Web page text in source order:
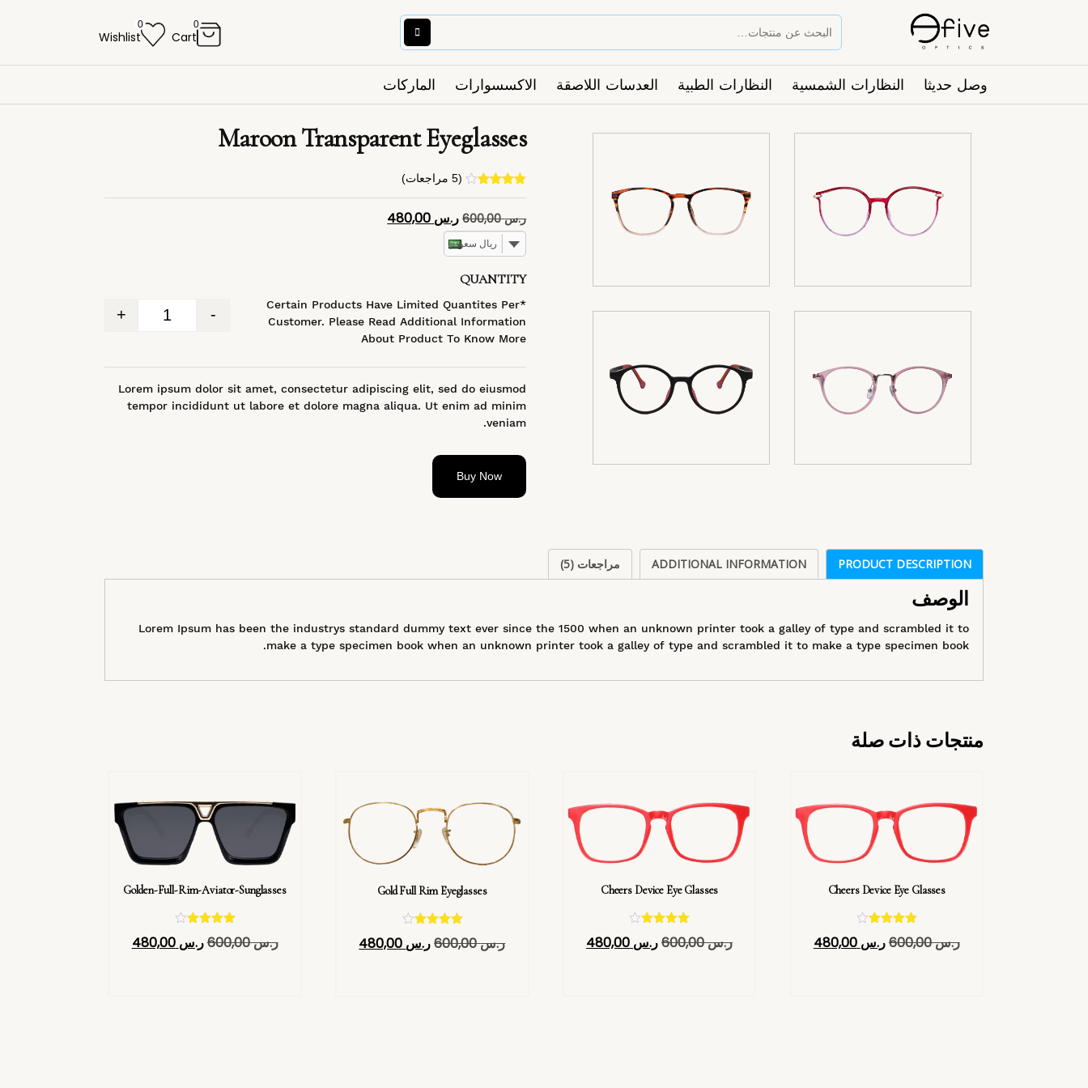
0
Cart
0
Wishlist
وصل حديثا النظارات الشمسية النظارات الطبية العدسات اللاصقة الاكسسوارات الماركات
Maroon Transparent Eyeglasses
تم التقييم
5 بناءً على
تقييم
4
عملاء
(
5 مراجعات)
ر.س600,00 ر.س
ريال سعودي
QUANTITY
-
+
*Certain Products Have Limited Quantites Per
Customer. Please Read Additional Information
About Product To Know More
Lorem ipsum dolor sit amet, consectetur adipiscing elit, sed do eiusmod
tempor incididunt ut labore et dolore magna aliqua. Ut enim ad minim
veniam.
Buy Now
PRODUCT DESCRIPTION
ADDITIONAL INFORMATION مراجعات (5)
الوصف
Lorem Ipsum has been the industrys standard dummy text ever since the 1500 when an unknown printer took a galley of type and scrambled it to
make a type specimen book when an unknown printer took a galley of type and scrambled it to make a type specimen book.
منتجات ذات صلة
Cheers Device Eye Glasses
تم التقييم
4.40
ر.س600,00 ر.س 480,00
Cheers Device Eye Glasses
تم التقييم
4.40
ر.س600,00 ر.س
Gold Full Rim Eyeglasses
4.40
ر.س600,00 ر.س
Golden-Full-Rim-Aviator-Sunglasses
تم التقييم
4.40
ر.س600,00 ر.س 480,00